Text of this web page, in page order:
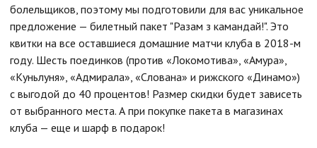
болельщиков, поэтому мы подготовили для вас уникальное
предложение — билетный пакет "Разам з камандай!". Это
квитки на все оставшиеся домашние матчи клуба в 2018-м
году. Шесть поединков (против «Локомотива», «Амура»,
«Куньлуня», «Адмирала», «Слована» и рижского «Динамо»)
с выгодой до 40 процентов! Размер скидки будет зависеть
от выбранного места. А при покупке пакета в магазинах
клуба — еще и шарф в подарок!